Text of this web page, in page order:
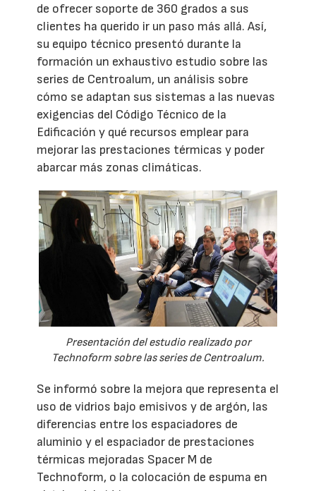
de ofrecer soporte de 360 grados a sus
clientes ha querido ir un paso más allá. Así,
su equipo técnico presentó durante la
formación un exhaustivo estudio sobre las
series de Centroalum, un análisis sobre
cómo se adaptan sus sistemas a las nuevas
exigencias del Código Técnico de la
Edificación y qué recursos emplear para
mejorar las prestaciones térmicas y poder
abarcar más zonas climáticas.
Presentación del estudio realizado por
Technoform sobre las series de Centroalum.
Se informó sobre la mejora que representa el
uso de vidrios bajo emisivos y de argón, las
diferencias entre los espaciadores de
aluminio y el espaciador de prestaciones
térmicas mejoradas Spacer M de
Technoform, o la colocación de espuma en